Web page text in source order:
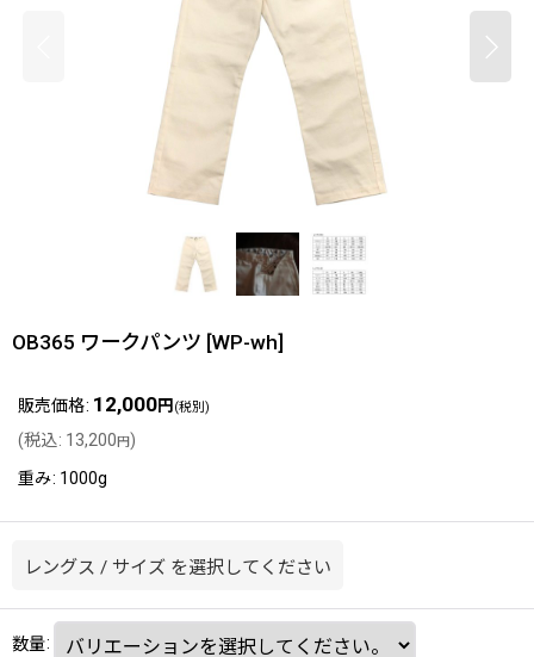
OB365 ワークパンツ [WP-wh]
販売価格: 12,000円 (税別)
(税込: 13,200円)
重み: 1000g
レングス / サイズ を選択してください
数量: